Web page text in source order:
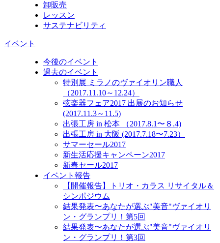
卸販売
レッスン
サステナビリティ
イベント
今後のイベント
過去のイベント
特別展 ミラノのヴァイオリン職人
（2017.11.10～12.24）
弦楽器フェア2017 出展のお知らせ
(2017.11.3～11.5)
出張工房 in 松本 （2017.8.1〜８.4)
出張工房 in 大阪 (2017.7.18〜7.23）
サマーセール2017
新生活応援キャンペーン2017
新春セール2017
イベント報告
【開催報告】トリオ・カラス リサイタル＆
シンポジウム
結果発表〜あなたが選ぶ"美音"ヴァイオリ
ン・グランプリ！第5回
結果発表〜あなたが選ぶ"美音"ヴァイオリ
ン・グランプリ！第3回